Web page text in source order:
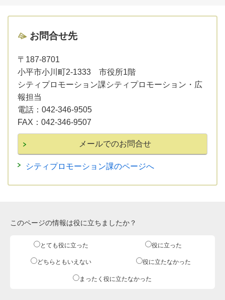
お問合せ先
〒187-8701
小平市小川町2-1333 市役所1階
シティプロモーション課シティプロモーション・広
報担当
電話： 042-346-9505
FAX： 042-346-9507
シティプロモーション課のページへ
このページの情報は役に立ちましたか？
とても役に立った 役に立った
どちらともいえない 役に立たなかった
まったく役に立たなかった